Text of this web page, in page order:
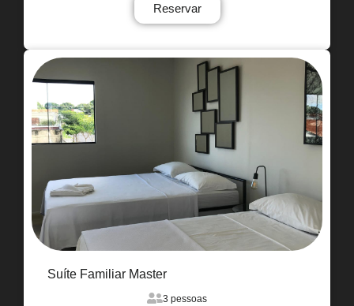
Reservar
Suíte Familiar Master
3 pessoas